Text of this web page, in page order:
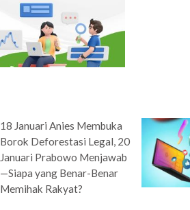
18 Januari Anies Membuka
Borok Deforestasi Legal, 20
Januari Prabowo Menjawab
—Siapa yang Benar-Benar
Memihak Rakyat?